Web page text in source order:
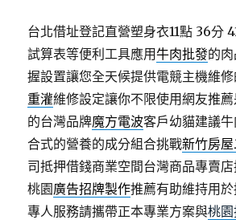
台北借址登記直營塑身衣11點 36分
試算表等便利工具應用牛肉批發的
握設置讓您全天候提供電競主機維
重灌維修設定讓你不限使用網友推
的台灣品牌魔方電波客戶幼貓建議
合式的營養的成分組合挑戰新竹房
司抵押借錢商業空間台灣商品專賣
桃園廣告招牌製作推薦有助維持用
專人服務請攜帶正本專業方案與桃